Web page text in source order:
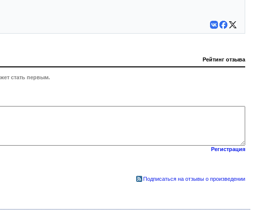
Рейтинг отзыва
стать первым.
Регистрация
Подписаться на отзывы о произведении